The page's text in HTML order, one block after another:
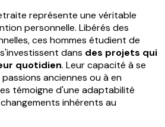
représente une véritable
personnelle. Libérés des
ces hommes étudient de
dans des projets qui
quotidien. Leur capacité à se
anciennes ou à en
témoigne d'une adaptabilité
inhérents au